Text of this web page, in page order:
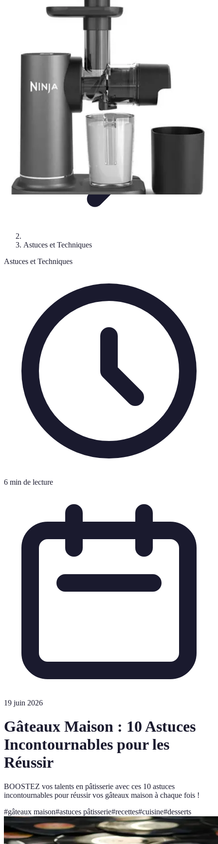
Gâteaux Maison
ConseilsTutorialRecettesAvis & Comparatifs
Astuces et Techniques
Astuces et Techniques
6 min de lecture
19 juin 2026
Gâteaux Maison : 10 Astuces
Incontournables pour les
Réussir
BOOSTEZ vos talents en pâtisserie avec ces 10 astuces
incontournables pour réussir vos gâteaux maison à chaque fois !
#gâteaux maison#astuces pâtisserie#recettes#cuisine#desserts